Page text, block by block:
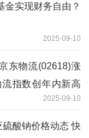
金实现财务自由？
2025-09-10
东物流(02618)涨
指数创年内新高
2025-09-10
酸钠价格动态 快